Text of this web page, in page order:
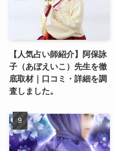
【人気占い師紹介】阿保詠
子（あぼえいこ）先生を徹
底取材｜口コミ・詳細を調
査しました。